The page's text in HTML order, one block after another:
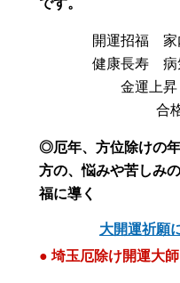
です。
開運招福
健康長寿
金運上
合
◎厄年、方位除けの
方の、悩みや苦しみ
福に導く
大開運祈願
● 埼玉厄除け開運大